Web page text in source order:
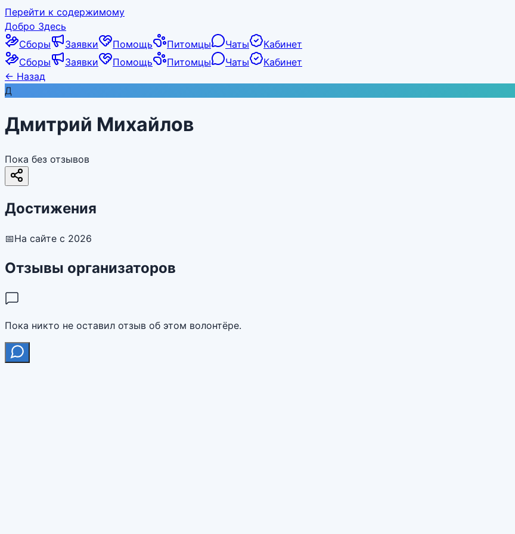
Перейти к содержимому
Добро Здесь
Сборы
Заявки Помощь Питомцы Чаты
Кабинет
Сборы
Заявки Помощь Питомцы Чаты
Кабинет
← Назад
Д
Дмитрий Михайлов
Пока без отзывов
Достижения
📅На сайте с 2026
Отзывы организаторов
Пока никто не оставил отзыв об этом волонтёре.